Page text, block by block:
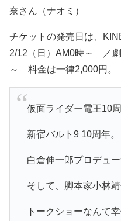
奈さん（ナオミ）
チケットの発売日は、
2/12（日）AM0時～ ／
～ 料金は一律2,000円。
仮面ライダー電王10周
新宿バルト9 10周年。
白倉伸一郎プロデュ
そして、脚本家小林
トークショーなんて